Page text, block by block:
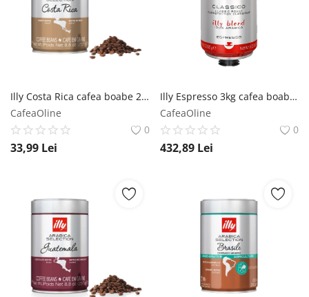
Illy Costa Rica cafea boabe 250g Illy
CafeaOline
0
33,99 Lei
Illy Espresso 3kg cafea boabe profesionala Illy
CafeaOline
0
432,89 Lei